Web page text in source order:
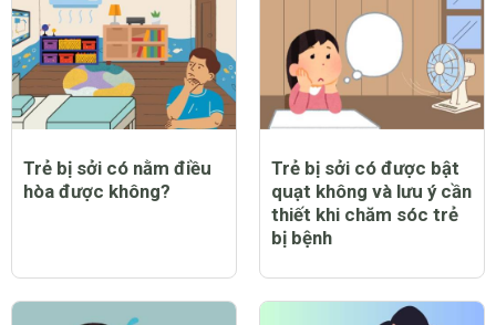
Trẻ bị sởi có nằm điều
hòa được không?
Trẻ bị sởi có được bật
quạt không và lưu ý cần
thiết khi chăm sóc trẻ
bị bệnh